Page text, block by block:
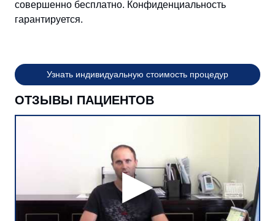
совершенно бесплатно. Конфиденциальность
гарантируется.
Узнать индивидуальную стоимость процедур
ОТЗЫВЫ ПАЦИЕНТОВ